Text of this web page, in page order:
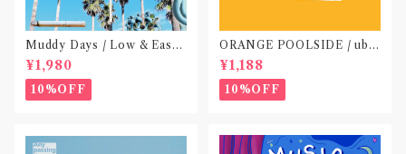
Muddy Days / Low & Easy
Life〝東京〟
¥1,980
10%OFF
ORANGE POOLSIDE / ubu
(CD作品)〝神奈川・厚木〟
¥1,188
10%OFF